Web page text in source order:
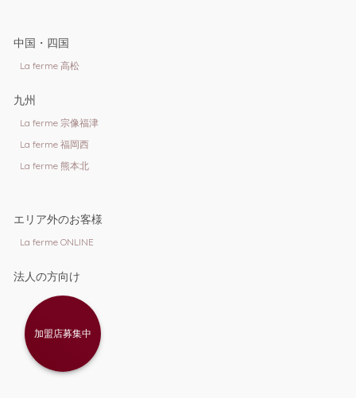
中国・四国
La ferme 高松
九州
La ferme 宗像福津
La ferme 福岡西
La ferme 熊本北
エリア外のお客様
La ferme ONLINE
法人の方向け
加盟店募集中